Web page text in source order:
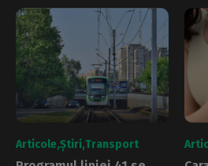
Articole Știri Transport